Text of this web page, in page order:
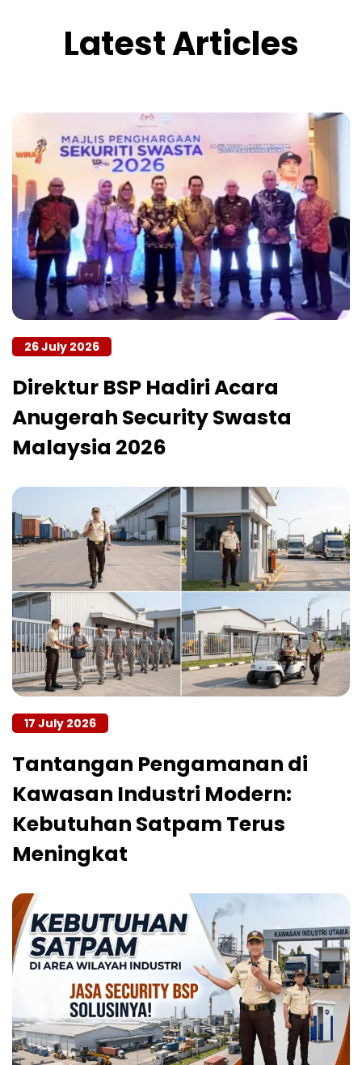
Latest Articles
26 July 2026
Direktur BSP Hadiri Acara
Anugerah Security Swasta
Malaysia 2026
17 July 2026
Tantangan Pengamanan di
Kawasan Industri Modern:
Kebutuhan Satpam Terus
Meningkat